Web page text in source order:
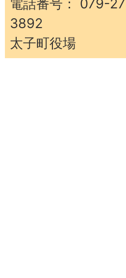
電話番号： 079-
3892
太子町役場